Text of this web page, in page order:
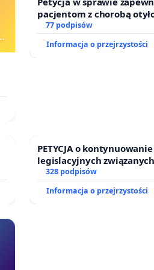
pacjentom z chorobą
dostępu do
77 podpisów
Informacja o przejrzystości
PETYCJA o
legislacyjnych
prawa rodzinnego
328 podpisów
Informacja o przejrzystości